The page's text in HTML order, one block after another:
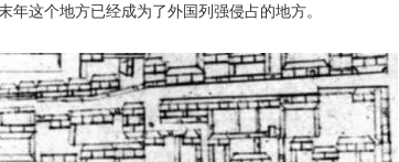
这个地方已经成为了外国列强侵占的地方。